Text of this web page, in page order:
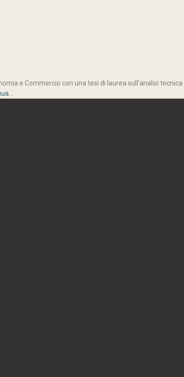
e Commercio con una tesi di laurea sull'analisi